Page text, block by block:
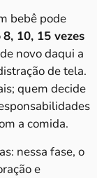
bebê pode
8, 10, 15 vezes
novo daqui a
de tela.
quem decide
a comida.
nessa fase, o
e